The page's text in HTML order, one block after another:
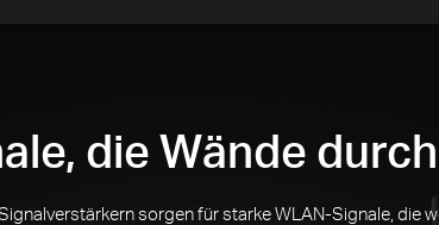
die Wände
sorgen für starke WLAN-Signale, die